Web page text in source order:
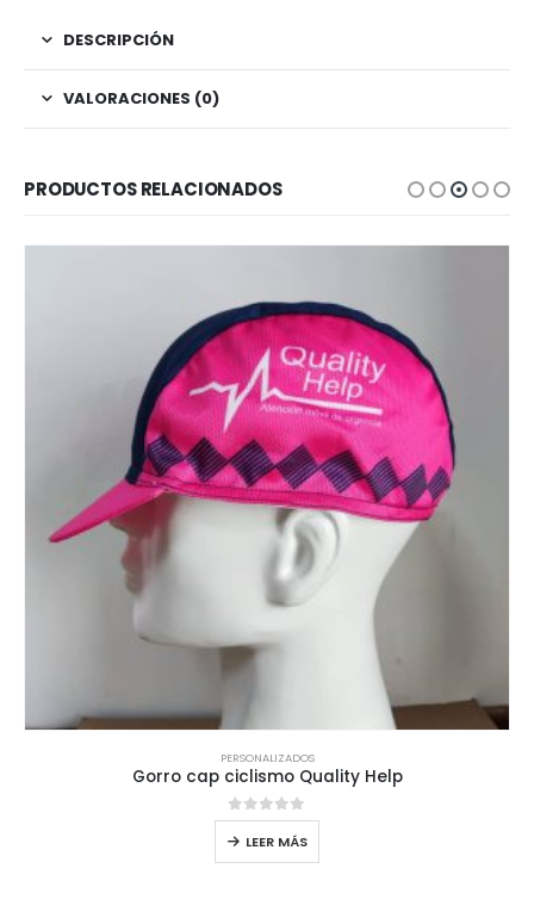
DESCRIPCIÓN
VALORACIONES (0)
PRODUCTOS RELACIONADOS
PERSONALIZADOS
Gorro cap ciclismo Quality Help
0out of 5
LEER MÁS